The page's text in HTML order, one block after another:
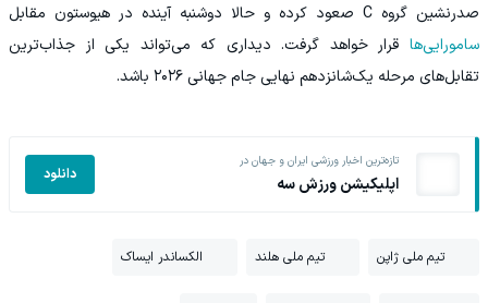
صدرنشین گروه C صعود کرده و حالا دوشنبه آینده در هیوستون مقابل
سامورایی‌ها قرار خواهد گرفت. دیداری که می‌تواند یکی از جذاب‌ترین
تقابل‌های مرحله یک‌شانزدهم نهایی جام جهانی ۲۰۲۶ باشد.
تازه‌ترین اخبار ورزشی ایران و جهان در
اپلیکیشن ورزش سه دانلود
تیم ملی ژاپن تیم ملی هلند الکساندر ایساک